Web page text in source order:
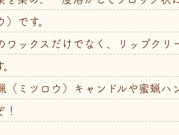
です。
ワックスだけでなく、リップクリ
（ミツロウ）キャンドルや蜜蝋ハ